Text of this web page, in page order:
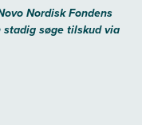
Nordisk Fondens
søge tilskud via